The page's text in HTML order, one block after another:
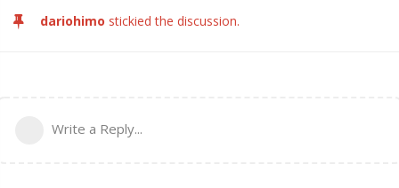
dariohimo stickied the discussion.
Write a Reply...